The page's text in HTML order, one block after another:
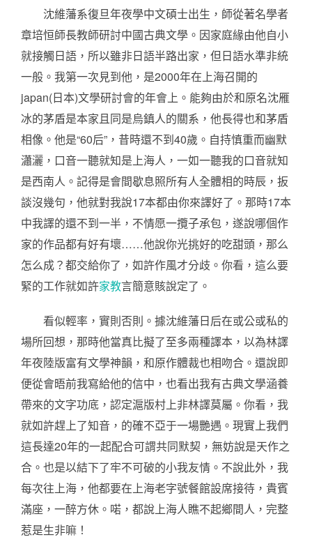
沈維藩系復旦年夜學中文碩士出生，師從著名學者
章培恒師長教師研討中國古典文學。因家庭緣由他自小
就接觸日語，所以雖非日語半路出家，但日語水準非統
一般。我第一次見到他，是2000年在上海召開的
japan(日本)文學研討會的年會上。能夠由於和原名沈雁
冰的茅盾是本家且同是烏鎮人的關系，他長得也和茅盾
相像。他是“60后”，昔時還不到40歲。自持慎重而幽默
瀟灑，口音一聽就知是上海人，一如一聽我的口音就知
是西南人。記得是會間歇息照所有人全體相的時辰，扳
談沒幾句，他就對我說17本都由你來譯好了。那時17本
中我譯的還不到一半，不情愿一攬子承包，遂說哪個作
家的作品都有好有壞……他說你光挑好的吃甜頭，那么
怎么成？都交給你了，如許作風才分歧。你看，這么要
緊的工作就如許家教言簡意賅說定了。
看似輕率，實則否則。據沈維藩日后在或公或私的
場所回想，那時他當真比擬了至多兩種譯本，以為林譯
年夜陸版富有文學神韻，和原作體裁也相吻合。還說即
便從會晤前我寫給他的信中，也看出我有古典文學涵養
帶來的文字功底，認定滬版村上非林譯莫屬。你看，我
就如許趕上了知音，的確不亞于一場艷遇。現實上我們
這長達20年的一起配合可謂共同默契，無妨說是天作之
合。也是以結下了牢不可破的小我友情。不說此外，我
每次往上海，他都要在上海老字號餐館設席接待，貴賓
滿座，一醉方休。喏，都說上海人瞧不起鄉間人，完整
惹是生非嘛！